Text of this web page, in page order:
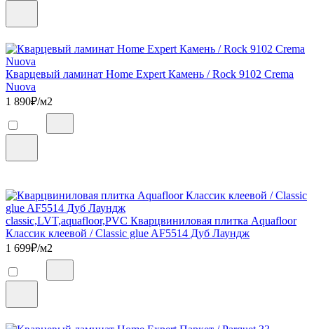
Кварцевый ламинат Home Expert Камень / Rock 9102 Crema
Nuova
1 890₽/м2
classic,LVT,aquafloor,PVC Кварцвиниловая плитка Aquafloor
Классик клеевой / Classic glue AF5514 Дуб Лаундж
1 699₽/м2